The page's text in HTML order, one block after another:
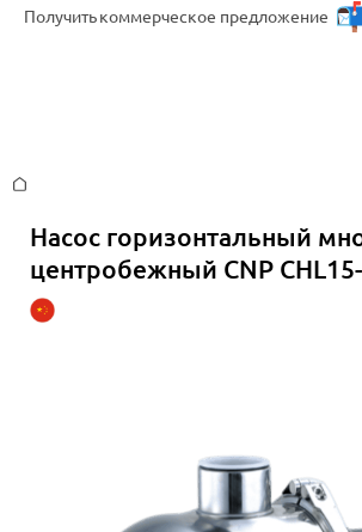
Получитькоммерческое предложение
Насос горизонтальный
центробежный CNP